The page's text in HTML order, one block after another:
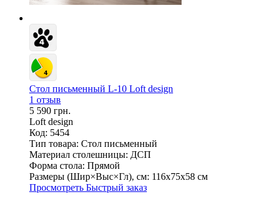
Стол письменный L-10 Loft design
1 отзыв
5 590 грн.
Loft design
Код: 5454
Тип товара: Стол письменный
Материал столешницы: ДСП
Форма стола: Прямой
Размеры (Шир×Выс×Гл), см: 116х75х58 см
Просмотреть Быстрый заказ